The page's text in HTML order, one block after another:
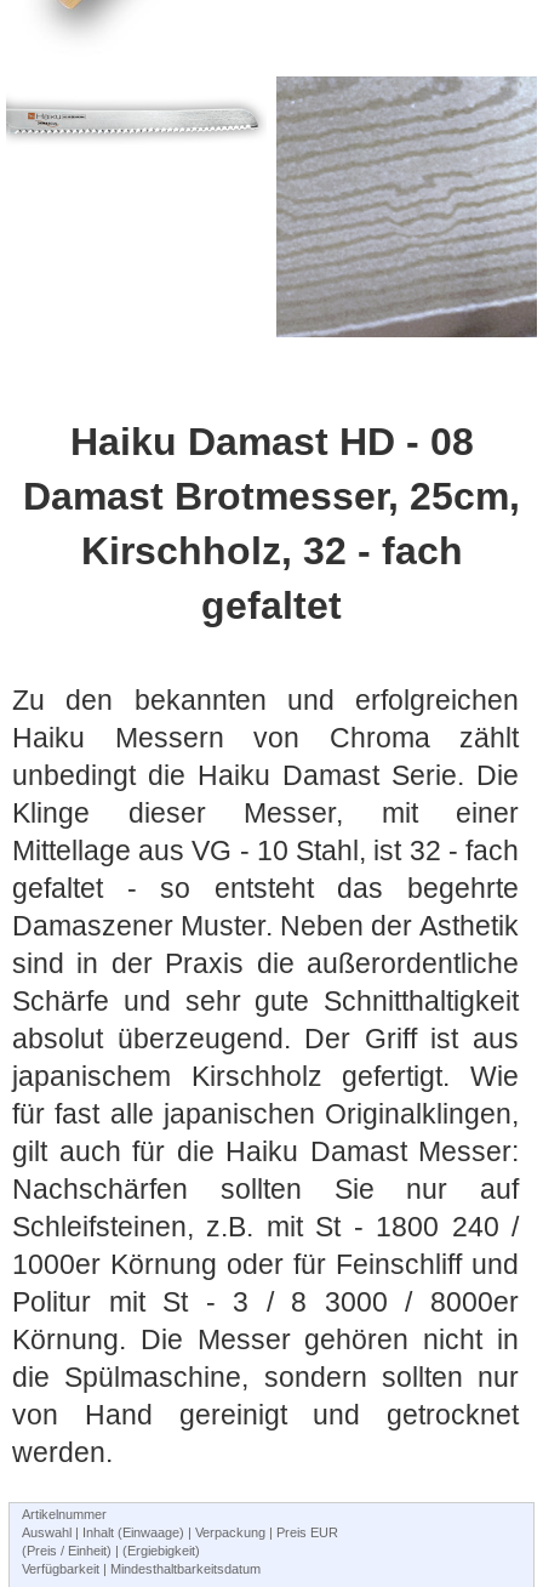
Haiku Damast HD - 08
Damast Brotmesser, 25cm,
Kirschholz, 32 - fach
gefaltet
Zu den bekannten und erfolgreichen
Haiku Messern von Chroma zählt
unbedingt die Haiku Damast Serie. Die
Klinge dieser Messer, mit einer
Mittellage aus VG - 10 Stahl, ist 32 - fach
gefaltet - so entsteht das begehrte
Damaszener Muster. Neben der Asthetik
sind in der Praxis die außerordentliche
Schärfe und sehr gute Schnitthaltigkeit
absolut überzeugend. Der Griff ist aus
japanischem Kirschholz gefertigt. Wie
für fast alle japanischen Originalklingen,
gilt auch für die Haiku Damast Messer:
Nachschärfen sollten Sie nur auf
Schleifsteinen, z.B. mit St - 1800 240 /
1000er Körnung oder für Feinschliff und
Politur mit St - 3 / 8 3000 / 8000er
Körnung. Die Messer gehören nicht in
die Spülmaschine, sondern sollten nur
von Hand gereinigt und getrocknet
werden.
Artikelnummer
Auswahl | Inhalt (Einwaage) | Verpackung | Preis EUR
(Preis / Einheit) | (Ergiebigkeit)
Verfügbarkeit | Mindesthaltbarkeitsdatum